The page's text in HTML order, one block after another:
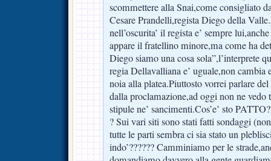
scommettere alla Snai,come consigliato
Cesare Prandelli,regista Diego della
nell’oscurita’ il regista e’ sempre
appare il fratellino minore,ma come ha
Diego siamo una cosa sola”,l’interprete
regia Dellavalliana e’ uguale,non cambia
noia alla platea.Piuttosto vorrei parlare
dalla proclamazione,ad oggi non ne vedo
stipule ne’ sancimenti.Cos’e’ sto PATTO?
? Sui vari siti sono stati fatti sondaggi
tutte le parti sembra ci sia stato un
indo’?????? Camminiamo per le